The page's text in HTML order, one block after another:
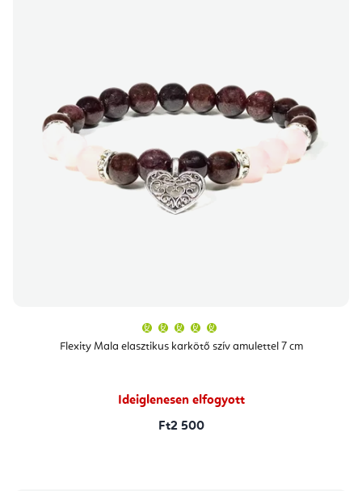
Flexity Mala elasztikus karkötő szív amulettel 7 cm
átlagos
értékelése
Ideiglenesen elfogyott
Ft2 500